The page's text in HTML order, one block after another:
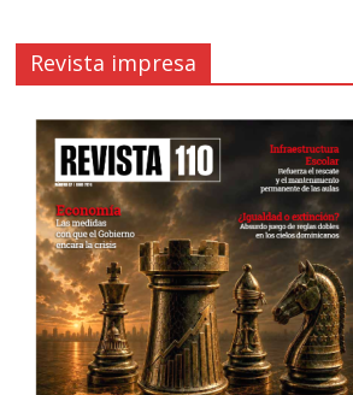
Revista impresa